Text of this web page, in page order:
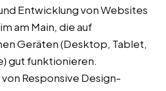
Entwicklung von Websites
am Main, die auf
Geräten (Desktop, Tablet,
gut funktionieren.
Responsive Design-